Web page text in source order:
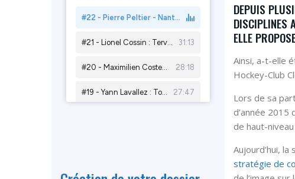
DEPUIS
DISCIPLINES
ELLE
Ainsi, a-t-elle
Hockey-Club
Lors de sa
d’année 2015
de haut-
Aujourd’hui,
stratégie de